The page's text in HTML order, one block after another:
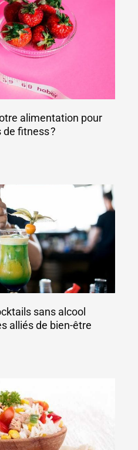
alimentation pour
fitness ?
sans alcool
alliés de bien-être